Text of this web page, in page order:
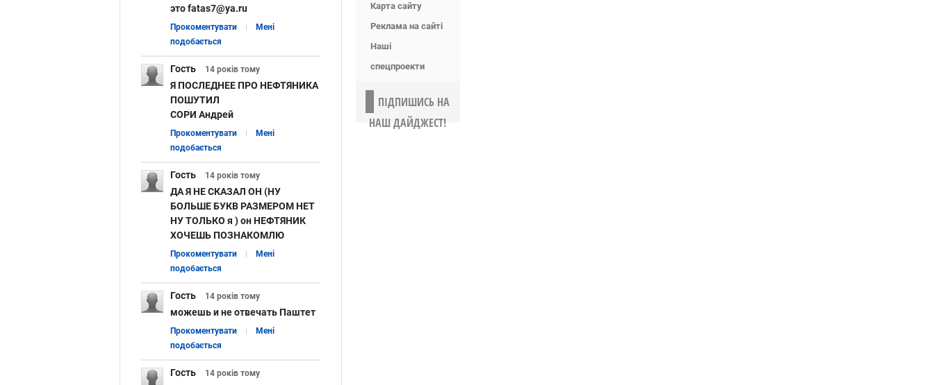
это fatas7@ya.ru
Прокоментувати
Мені
подобається
Гость 14 років тому
Я ПОСЛЕДНЕЕ ПРО НЕФТЯНИКА
ПОШУТИЛ
СОРИ Андрей
Прокоментувати
Мені
подобається
Гость 14 років тому
ДА Я НЕ СКАЗАЛ ОН (НУ
БОЛЬШЕ БУКВ РАЗМЕРОМ НЕТ
НУ ТОЛЬКО я ) он НЕФТЯНИК
ХОЧЕШЬ ПОЗНАКОМЛЮ
Прокоментувати
Мені
подобається
Гость 14 років тому
можешь и не отвечать Паштет
Прокоментувати
Мені
подобається
Гость 14 років тому
Карта сайту
Реклама на сайті
Наші
спецпроекти
ПІДПИШИСЬ НА
НАШ ДАЙДЖЕСТ!